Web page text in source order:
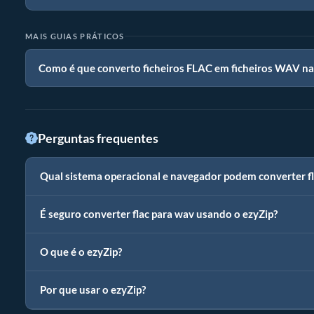
MAIS GUIAS PRÁTICOS
Como é que converto ficheiros FLAC em ficheiros WAV
Perguntas frequentes
Qual sistema operacional e navegador podem converter
É seguro converter flac para wav usando o ezyZip?
O que é o ezyZip?
Por que usar o ezyZip?